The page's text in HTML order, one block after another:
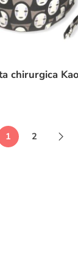
1 2